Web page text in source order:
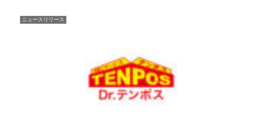
ニュースリリース